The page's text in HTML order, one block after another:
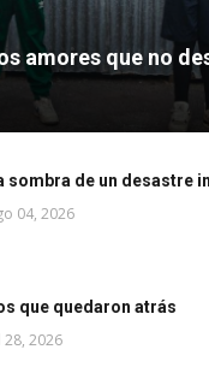
amores que no
sombra de un desastre
04, 2026
que quedaron atrás
28, 2026